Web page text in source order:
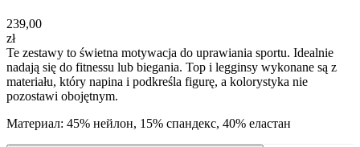
239,00
zł
Te zestawy to świetna motywacja do uprawiania sportu. Idealnie
nadają się do fitnessu lub biegania. Top i legginsy wykonane są z
materiału, który napina i podkreśla figurę, a kolorystyka nie
pozostawi obojętnym.
Материал: 45% нейлон, 15% спандекс, 40% еластан